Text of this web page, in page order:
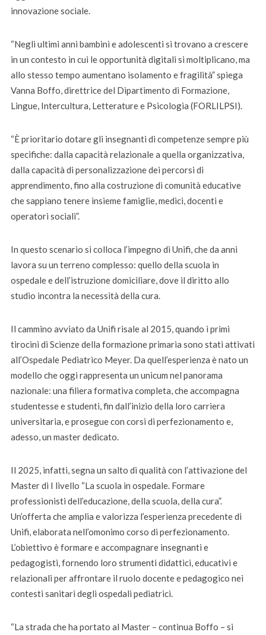
innovazione sociale.
“Negli ultimi anni bambini e adolescenti si trovano a crescere
in un contesto in cui le opportunità digitali si moltiplicano, ma
allo stesso tempo aumentano isolamento e fragilità” spiega
Vanna Boffo, direttrice del Dipartimento di Formazione,
Lingue, Intercultura, Letterature e Psicologia (FORLILPSI).
“È prioritario dotare gli insegnanti di competenze sempre più
specifiche: dalla capacità relazionale a quella organizzativa,
dalla capacità di personalizzazione dei percorsi di
apprendimento, fino alla costruzione di comunità educative
che sappiano tenere insieme famiglie, medici, docenti e
operatori sociali”.
In questo scenario si colloca l’impegno di Unifi, che da anni
lavora su un terreno complesso: quello della scuola in
ospedale e dell’istruzione domiciliare, dove il diritto allo
studio incontra la necessità della cura.
Il cammino avviato da Unifi risale al 2015, quando i primi
tirocini di Scienze della formazione primaria sono stati attivati
all’Ospedale Pediatrico Meyer. Da quell’esperienza è nato un
modello che oggi rappresenta un unicum nel panorama
nazionale: una filiera formativa completa, che accompagna
studentesse e studenti, fin dall’inizio della loro carriera
universitaria, e prosegue con corsi di perfezionamento e,
adesso, un master dedicato.
Il 2025, infatti, segna un salto di qualità con l’attivazione del
Master di I livello “La scuola in ospedale. Formare
professionisti dell’educazione, della scuola, della cura”.
Un’offerta che amplia e valorizza l’esperienza precedente di
Unifi, elaborata nell’omonimo corso di perfezionamento.
L’obiettivo è formare e accompagnare insegnanti e
pedagogisti, fornendo loro strumenti didattici, educativi e
relazionali per affrontare il ruolo docente e pedagogico nei
contesti sanitari degli ospedali pediatrici.
“La strada che ha portato al Master – continua Boffo – si